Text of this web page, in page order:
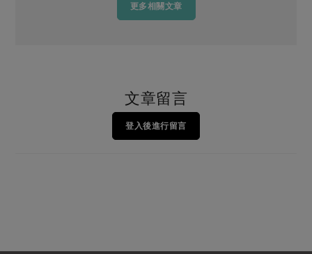
更多相關文章
文章留言
登入後進行留言